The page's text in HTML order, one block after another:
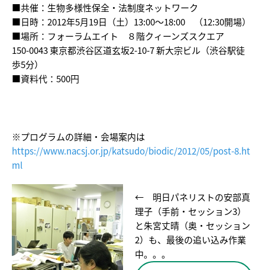
■共催：生物多様性保全・法制度ネットワーク
■日時：2012年5月19日（土）13:00～18:00 （12:30開場）
■場所：フォーラムエイト ８階クィーンズスクエア
150-0043 東京都渋谷区道玄坂2-10-7 新大宗ビル（渋谷駅徒
歩5分）
■資料代：500円
※プログラムの詳細・会場案内は
https://www.nacsj.or.jp/katsudo/biodic/2012/05/post-8.ht
ml
← 明日パネリストの安部真
理子（手前・セッション3）
と朱宮丈晴（奥・セッション
2）も、最後の追い込み作業
中。。。